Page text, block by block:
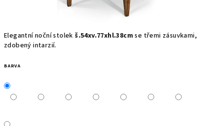
Elegantní noční stolekš.54xv.77xhl.38cm se třemi zásuvkami,
zdobený intarzií.
BARVA